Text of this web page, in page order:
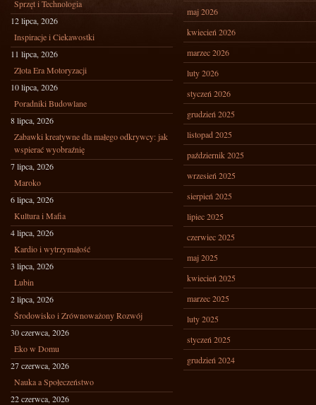
Sprzęt i Technologia
12 lipca, 2026
Inspiracje i Ciekawostki
11 lipca, 2026
Złota Era Motoryzacji
10 lipca, 2026
Poradniki Budowlane
8 lipca, 2026
Zabawki kreatywne dla małego odkrywcy: jak
wspierać wyobraźnię
7 lipca, 2026
Maroko
6 lipca, 2026
Kultura i Mafia
4 lipca, 2026
Kardio i wytrzymałość
3 lipca, 2026
Lubin
2 lipca, 2026
Środowisko i Zrównoważony Rozwój
30 czerwca, 2026
Eko w Domu
27 czerwca, 2026
Nauka a Społeczeństwo
22 czerwca, 2026
maj 2026
kwiecień 2026
marzec 2026
luty 2026
styczeń 2026
grudzień 2025
listopad 2025
październik 2025
wrzesień 2025
sierpień 2025
lipiec 2025
czerwiec 2025
maj 2025
kwiecień 2025
marzec 2025
luty 2025
styczeń 2025
grudzień 2024